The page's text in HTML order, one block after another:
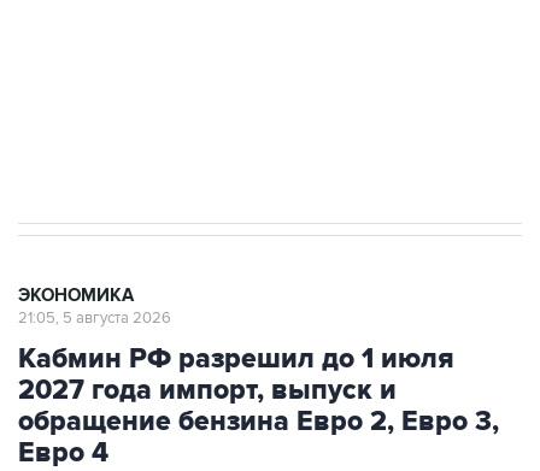
ЭКОНОМИКА
21:05, 5 августа 2026
Кабмин РФ разрешил до 1 июля
2027 года импорт, выпуск и
обращение бензина Евро 2, Евро 3,
Евро 4